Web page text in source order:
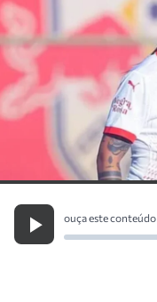
ouça este conteúdo